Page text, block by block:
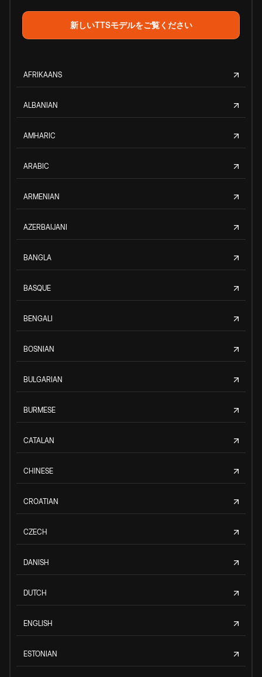
新しいTTSモデルをご覧ください
AFRIKAANS
ALBANIAN
AMHARIC
ARABIC
ARMENIAN
AZERBAIJANI
BANGLA
BASQUE
BENGALI
BOSNIAN
BULGARIAN
BURMESE
CATALAN
CHINESE
CROATIAN
CZECH
DANISH
DUTCH
ENGLISH
ESTONIAN